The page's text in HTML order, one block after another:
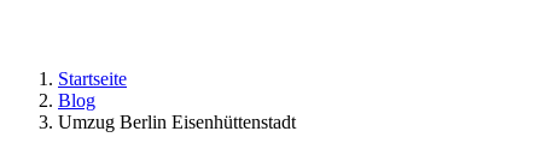
Startseite
Blog
Umzug Berlin Eisenhüttenstadt